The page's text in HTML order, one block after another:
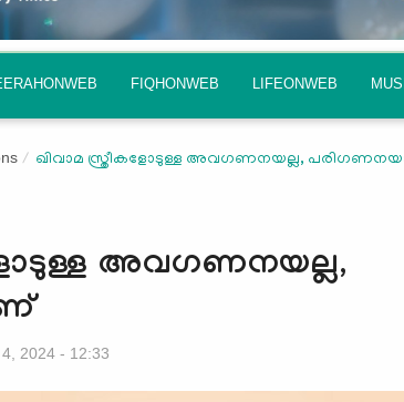
FIQHONWEB LIFEONWEB
ഖിവാമ സ്ത്രീകളോടുള്ള അവഗണനയല്ല,
അവഗണനയല്ല,
2024 - 12:33